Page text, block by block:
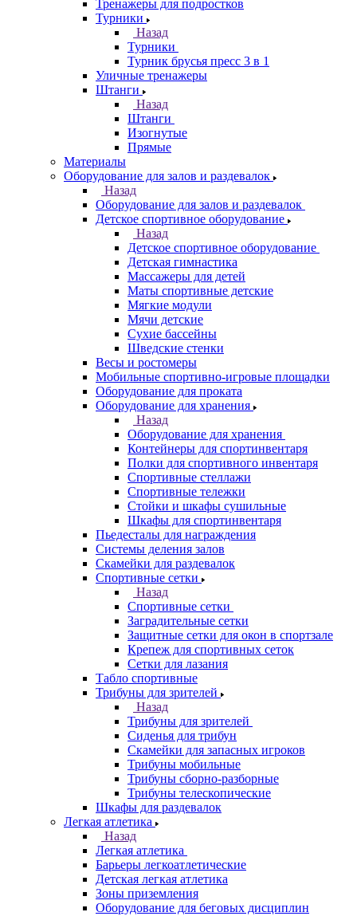
Тренажеры для подростков
Турники
Назад
Турники
Турник брусья пресс 3 в 1
Уличные тренажеры
Штанги
Назад
Штанги
Изогнутые
Прямые
Материалы
Оборудование для залов и раздевалок
Назад
Оборудование для залов и раздевалок
Детское спортивное оборудование
Назад
Детское спортивное оборудование
Детская гимнастика
Массажеры для детей
Маты спортивные детские
Мягкие модули
Мячи детские
Сухие бассейны
Шведские стенки
Весы и ростомеры
Мобильные спортивно-игровые площадки
Оборудование для проката
Оборудование для хранения
Назад
Оборудование для хранения
Контейнеры для спортинвентаря
Полки для спортивного инвентаря
Спортивные стеллажи
Спортивные тележки
Стойки и шкафы сушильные
Шкафы для спортинвентаря
Пьедесталы для награждения
Системы деления залов
Скамейки для раздевалок
Спортивные сетки
Назад
Спортивные сетки
Заградительные сетки
Защитные сетки для окон в спортзале
Крепеж для спортивных сеток
Сетки для лазания
Табло спортивные
Трибуны для зрителей
Назад
Трибуны для зрителей
Сиденья для трибун
Скамейки для запасных игроков
Трибуны мобильные
Трибуны сборно-разборные
Трибуны телескопические
Шкафы для раздевалок
Легкая атлетика
Назад
Легкая атлетика
Барьеры легкоатлетические
Детская легкая атлетика
Зоны приземления
Оборудование для беговых дисциплин